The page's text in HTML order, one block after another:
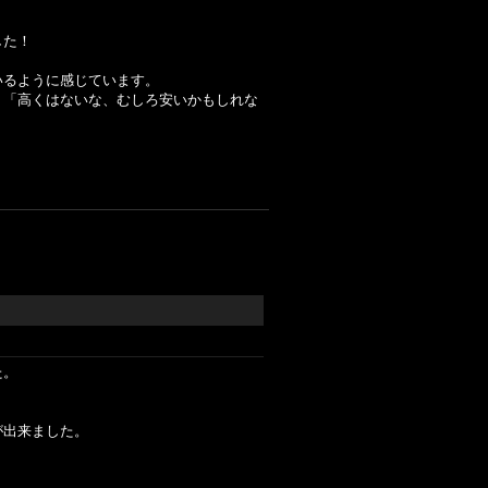
！
ように感じています。
高くはないな、むしろ安いかもしれな
来ました。